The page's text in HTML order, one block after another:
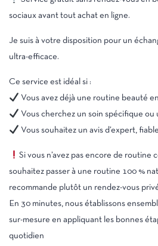
sociaux avant tout achat en ligne.
Je suis à votre disposition pour un
ultra-efficace.
Ce service est idéal si :
Vous avez déjà une routine beauté
Vous cherchez un soin spécifique ou
Vous souhaitez un avis d’expert,
Si vous n’avez pas encore de routine
souhaitez passer à une routine 100 %
recommande plutôt un rendez-vous
En 30 minutes, nous établissons
sur-mesure en appliquant les bonnes
quotidien